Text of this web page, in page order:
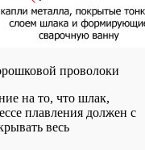
проволоки
на то, что шлак,
плавления должен с
весь